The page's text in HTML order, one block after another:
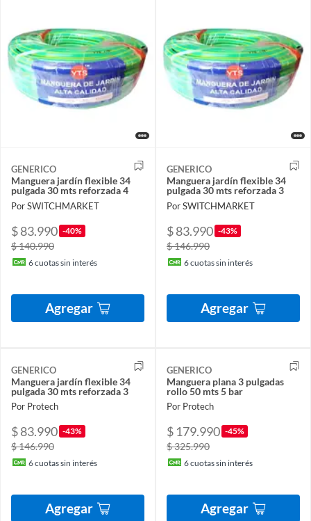
GENERICO
Manguera jardín flexible 34
pulgada 30 mts reforzada 4
Por SWITCHMARKET
$ 83.990 -40%
$ 140.990
6cuotas sin interés
Agregar
GENERICO
Manguera jardín flexible 34
pulgada 30 mts reforzada 3
Por SWITCHMARKET
$ 83.990 -43%
$ 146.990
6cuotas sin interés
Agregar
GENERICO
Manguera jardín flexible 34
pulgada 30 mts reforzada 3
Por Protech
$ 83.990 -43%
$ 146.990
6cuotas sin interés
Agregar
GENERICO
Manguera plana 3 pulgadas
rollo 50 mts 5 bar
Por Protech
$ 179.990 -45%
$ 325.990
6cuotas sin interés
Agregar